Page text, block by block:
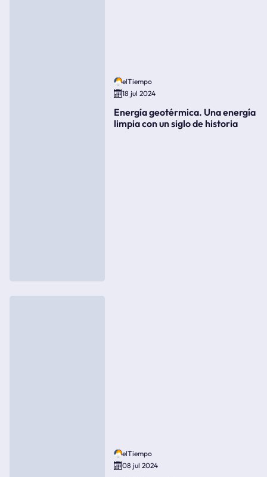
elTiempo
18 jul 2024
Energía geotérmica. Una energía
limpia con un siglo de historia
elTiempo
08 jul 2024